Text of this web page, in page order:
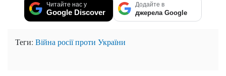
Читайте нас у
Google Discover
Додайте в
джерела Google
Теги: Війна росії проти України